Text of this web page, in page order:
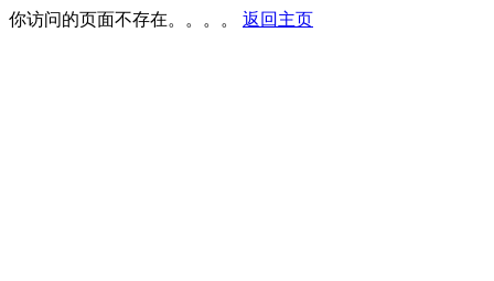
你访问的页面不存在。。。。 返回主页